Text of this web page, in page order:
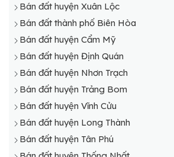
bán đất phường bửu hòa
bán đất phường Long Bình Tân
bán đất phường tân vạn
bán đất phường tân hạnh
bán đất phường hiệp hòa
bán đất phường hóa an
bán đất phường an hòa
bán đất phường tam phước
bán đất phường phước tân
Bán đất huyện Xuân Lộc
Bán đất thành phố Biên Hòa
Bán đất huyện Cẩm Mỹ
Bán đất huyện Định Quán
Bán đất huyện Nhơn Trạch
Bán đất huyện Trảng Bom
Bán đất huyện Vĩnh Cửu
Bán đất huyện Long Thành
Bán đất huyện Tân Phú